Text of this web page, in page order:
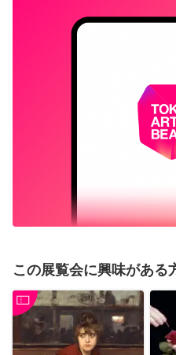
この展覧会に興味がある